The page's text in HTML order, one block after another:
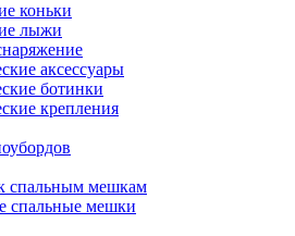
коньки
лыжи
аксессуары
ботинки
крепления
спальным мешкам
спальные мешки